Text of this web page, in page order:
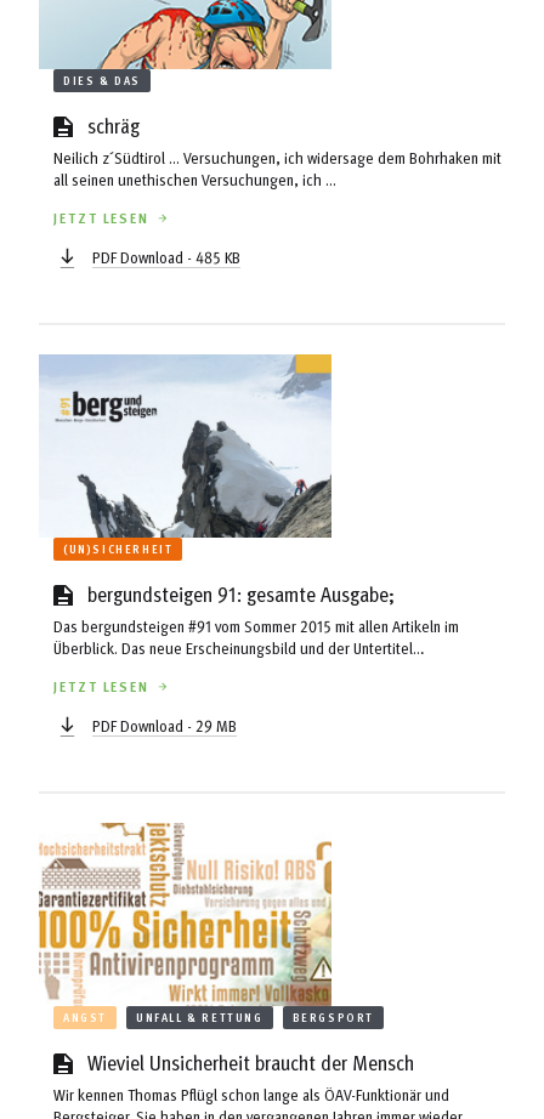
DIES & DAS
schräg
Neilich z´Südtirol ... Versuchungen, ich widersage dem Bohrhaken mit
all seinen unethischen Versuchungen, ich ...
JETZT LESEN
PDF Download - 485 KB
(UN)SICHERHEIT
bergundsteigen 91: gesamte Ausgabe;
Das bergundsteigen #91 vom Sommer 2015 mit allen Artikeln im
Überblick. Das neue Erscheinungsbild und der Untertitel
JETZT LESEN
PDF Download - 29 MB
ANGST UNFALL & RETTUNG BERGSPORT
Wieviel Unsicherheit braucht der Mensch
Wir kennen Thomas Pflügl schon lange als ÖAV-Funktionär und